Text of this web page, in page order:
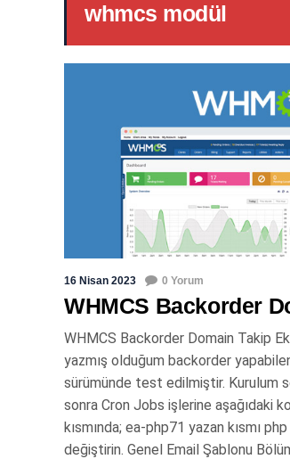
whmcs modül
16 Nisan 2023 0 Yorum
WHMCS Backorder
WHMCS Backorder Domain Takip
yazmış olduğum backorder
sürümünde test edilmiştir. Kurulum
sonra Cron Jobs işlerine aşağıdaki
kısmında; ea-php71 yazan kısmı
değiştirin. Genel Email Şablonu